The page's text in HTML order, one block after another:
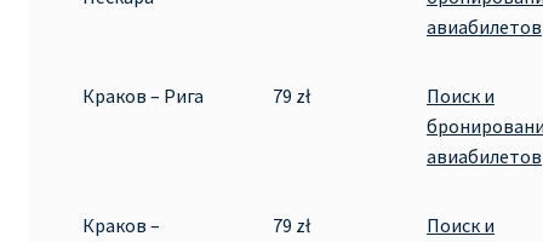
ПРАВИЛА РЕГИСТРАЦИИ
авиабилетов
Краков – Рига 79 zł
Поиск и
авиабилетов
Краков –
79 zł
Поиск и